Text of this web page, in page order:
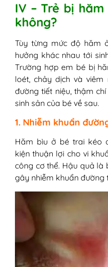
IV – Trẻ bị
không?
Tùy từng mức độ hăm
hưởng khác nhau tới
Trường hợp em bé bị
loét, chảy dịch và
đường tiết niệu, thậm
sinh sản của bé về sau.
1. Nhiễm khuẩn
Hăm bìu ở bé trai kéo
kiện thuận lợi cho vi
công cơ thể. Hậu quả là
gây nhiễm khuẩn đường